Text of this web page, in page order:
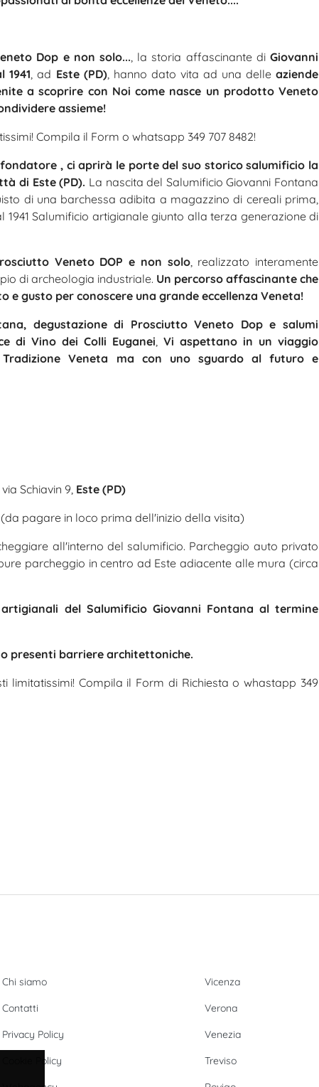
Dop e non solo..., la storia affascinante diGiovanni
1941, ad Este (PD), hanno dato vita ad una delleaziende
a scoprire con Noi come nasce un prodotto Veneto
assieme!
Compila il Form o whatsapp 349 707 8482!
, ci aprirà le porte del suo storico salumificio la
di Este (PD). La nascita del Salumificio Giovanni Fontana
di una barchessa adibita a magazzino di cereali prima,
1941 Salumificio artigianale giunto alla terza generazione di
Veneto DOP e non solo, realizzato interamente
di archeologia industriale. Un percorso affascinante che
e gusto per conoscere una grande eccellenza Veneta!
degustazione di Prosciutto Veneto Dop e salumi
di Vino dei Colli Euganei, Vi aspettano in un viaggio
Tradizione Veneta ma con uno sguardo al futuro e
via Schiavin 9, Este (PD)
(da pagare in loco prima dell'inizio della visita)
all'interno del salumificio. Parcheggio auto privato
parcheggio in centro ad Este adiacente alle mura (circa
del Salumificio Giovanni Fontana al termine
presenti barriere architettoniche.
limitatissimi! Compila il Form di Richiesta o whastapp 349
Chi siamo
Contatti
Privacy Policy
Cookie Policy
Vicenza
Verona
Venezia
Treviso